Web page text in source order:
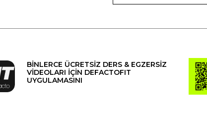
BİNLERCE ÜCRETSİZ DERS & EGZERSİZ
VİDEOLARI İÇİN DEFACTOFIT
UYGULAMASINI